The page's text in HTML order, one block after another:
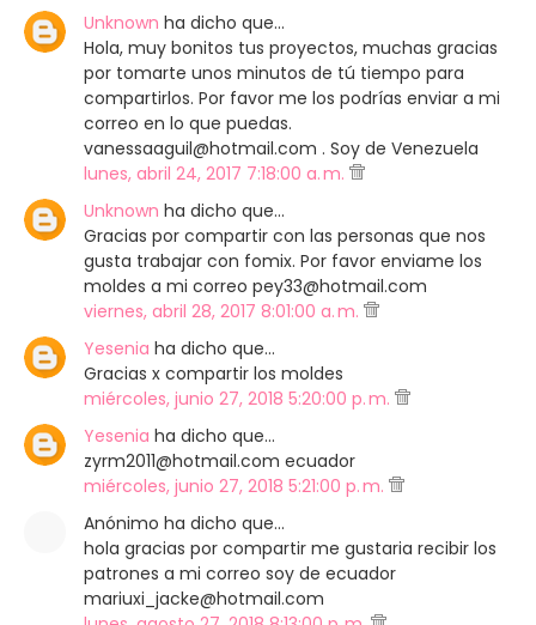
Unknown ha dicho que…
Hola, muy bonitos tus proyectos, muchas gracias
por tomarte unos minutos de tú tiempo para
compartirlos. Por favor me los podrías enviar a mi
correo en lo que puedas.
vanessaaguil@hotmail.com . Soy de Venezuela
lunes, abril 24, 2017 7:18:00 a. m.
Unknown ha dicho que…
Gracias por compartir con las personas que nos
gusta trabajar con fomix. Por favor enviame los
moldes a mi correo pey33@hotmail.com
viernes, abril 28, 2017 8:01:00 a. m.
Yesenia ha dicho que…
Gracias x compartir los moldes
miércoles, junio 27, 2018 5:20:00 p. m.
Yesenia ha dicho que…
zyrm2011@hotmail.com ecuador
miércoles, junio 27, 2018 5:21:00 p. m.
Anónimo ha dicho que…
hola gracias por compartir me gustaria recibir los
patrones a mi correo soy de ecuador
mariuxi_jacke@hotmail.com